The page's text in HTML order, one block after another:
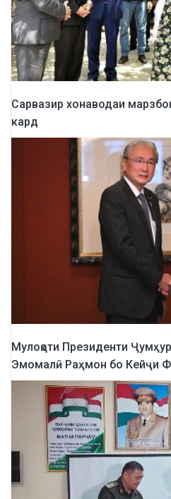
Сарвазир хонаводаи
кард
Мулоқоти Президенти
Эмомалӣ Раҳмон бо Кейҷи